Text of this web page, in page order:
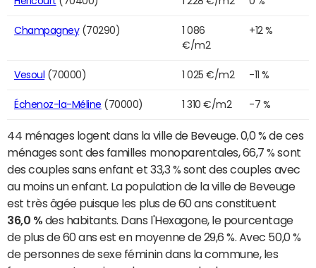
Champagney(70290)
1 086
€/m2
+12 %
Vesoul (70000) 1 025 €/m2 -11 %
Échenoz-la-Méline (70000) 1 310 €/m2 -7 %
44 ménages logent dans la ville de Beveuge. 0,0 % de ces
ménages sont des familles monoparentales, 66,7 % sont
des couples sans enfant et 33,3 % sont des couples avec
au moins un enfant. La population de la ville de Beveuge
est très âgée puisque les plus de 60 ans constituent
36,0 % des habitants. Dans l'Hexagone, le pourcentage
de plus de 60 ans est en moyenne de 29,6 %. Avec 50,0 %
de personnes de sexe féminin dans la commune, les